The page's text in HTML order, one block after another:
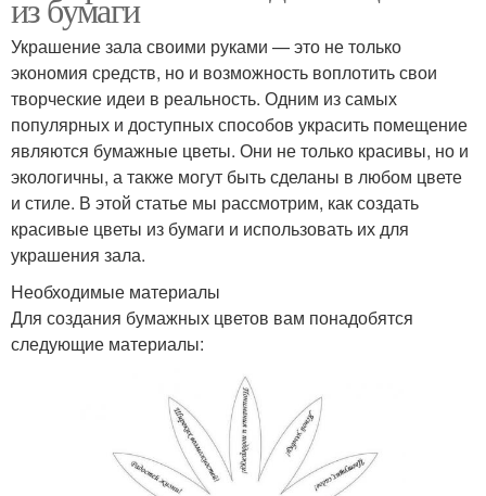
Украшение зала своими руками — это не только
экономия средств, но и возможность воплотить свои
творческие идеи в реальность. Одним из самых
популярных и доступных способов украсить помещение
являются бумажные цветы. Они не только красивы, но и
экологичны, а также могут быть сделаны в любом цвете
и стиле. В этой статье мы рассмотрим, как создать
красивые цветы из бумаги и использовать их для
украшения зала.
Необходимые материалы
Для создания бумажных цветов вам понадобятся
следующие материалы: